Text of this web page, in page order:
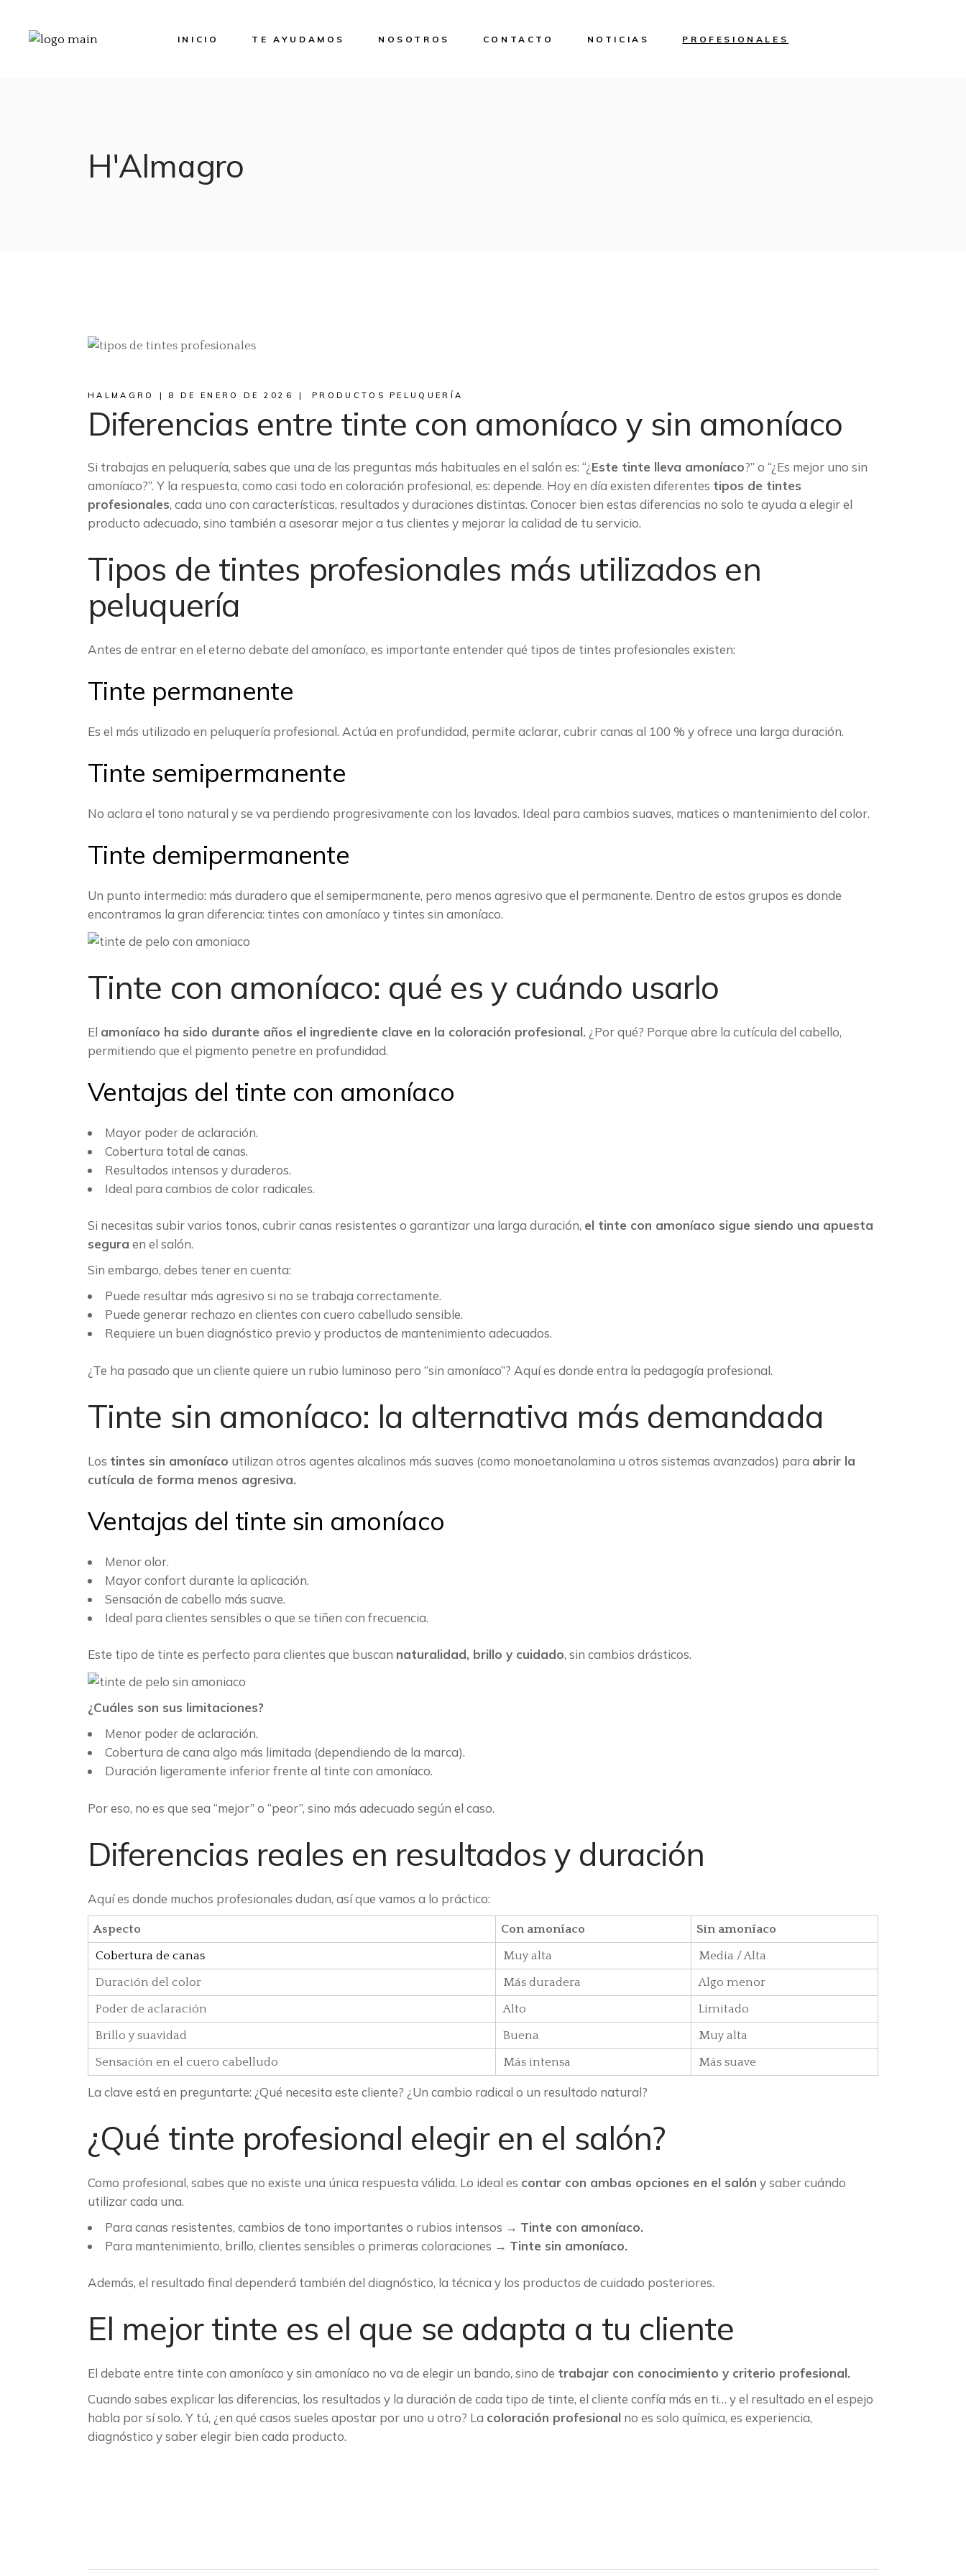
INICIO TE AYUDAMOS NOSOTROS CONTACTO NOTICIAS PROFESIONALES
H'Almagro
HALMAGRO 8 DE ENERO DE 2026 PRODUCTOS PELUQUERÍA
Diferencias entre tinte con amoníaco y sin amoníaco
Si trabajas en peluquería, sabes que una de las preguntas más habituales en el salón es: “¿Este tinte lleva amoníaco?” o “¿Es mejor uno sin
amoníaco?”. Y la respuesta, como casi todo en coloración profesional, es: depende. Hoy en día existen diferentes tipos de tintes
profesionales, cada uno con características, resultados y duraciones distintas. Conocer bien estas diferencias no solo te ayuda a elegir el
producto adecuado, sino también a asesorar mejor a tus clientes y mejorar la calidad de tu servicio.
Tipos de tintes profesionales más utilizados en
peluquería
Antes de entrar en el eterno debate del amoníaco, es importante entender qué tipos de tintes profesionales existen:
Tinte permanente
Es el más utilizado en peluquería profesional. Actúa en profundidad, permite aclarar, cubrir canas al 100 % y ofrece una larga duración.
Tinte semipermanente
No aclara el tono natural y se va perdiendo progresivamente con los lavados. Ideal para cambios suaves, matices o mantenimiento del color.
Tinte demipermanente
Un punto intermedio: más duradero que el semipermanente, pero menos agresivo que el permanente. Dentro de estos grupos es donde
encontramos la gran diferencia: tintes con amoníaco y tintes sin amoníaco.
Tinte con amoníaco: qué es y cuándo usarlo
El amoníaco ha sido durante años el ingrediente clave en la coloración profesional. ¿Por qué? Porque abre la cutícula del cabello,
permitiendo que el pigmento penetre en profundidad.
Ventajas del tinte con amoníaco
Mayor poder de aclaración.
Cobertura total de canas.
Resultados intensos y duraderos.
Ideal para cambios de color radicales.
Si necesitas subir varios tonos, cubrir canas resistentes o garantizar una larga duración, el tinte con amoníaco sigue siendo una apuesta
segura en el salón.
Sin embargo, debes tener en cuenta:
Puede resultar más agresivo si no se trabaja correctamente.
Puede generar rechazo en clientes con cuero cabelludo sensible.
Requiere un buen diagnóstico previo y productos de mantenimiento adecuados.
¿Te ha pasado que un cliente quiere un rubio luminoso pero “sin amoníaco”? Aquí es donde entra la pedagogía profesional.
Tinte sin amoníaco: la alternativa más demandada
Los tintes sin amoníaco utilizan otros agentes alcalinos más suaves (como monoetanolamina u otros sistemas avanzados) para abrir la
cutícula de forma menos agresiva.
Ventajas del tinte sin amoníaco
Menor olor.
Mayor confort durante la aplicación.
Sensación de cabello más suave.
Ideal para clientes sensibles o que se tiñen con frecuencia.
Este tipo de tinte es perfecto para clientes que buscan naturalidad, brillo y cuidado, sin cambios drásticos.
¿Cuáles son sus limitaciones?
Menor poder de aclaración.
Cobertura de cana algo más limitada (dependiendo de la marca).
Duración ligeramente inferior frente al tinte con amoníaco.
Por eso, no es que sea “mejor” o “peor”, sino más adecuado según el caso.
Diferencias reales en resultados y duración
Aquí es donde muchos profesionales dudan, así que vamos a lo práctico:
Aspecto Con amoníaco Sin amoníaco
Cobertura de canas Muy alta Media / Alta
Duración del color Más duradera Algo menor
Poder de aclaración Alto Limitado
Brillo y suavidad Buena Muy alta
Sensación en el cuero cabelludo Más intensa Más suave
La clave está en preguntarte: ¿Qué necesita este cliente? ¿Un cambio radical o un resultado natural?
¿Qué tinte profesional elegir en el salón?
Como profesional, sabes que no existe una única respuesta válida. Lo ideal es contar con ambas opciones en el salón y saber cuándo
utilizar cada una.
Para canas resistentes, cambios de tono importantes o rubios intensos → Tinte con amoníaco.
Para mantenimiento, brillo, clientes sensibles o primeras coloraciones → Tinte sin amoníaco.
Además, el resultado final dependerá también del diagnóstico, la técnica y los productos de cuidado posteriores.
El mejor tinte es el que se adapta a tu cliente
El debate entre tinte con amoníaco y sin amoníaco no va de elegir un bando, sino de trabajar con conocimiento y criterio profesional.
Cuando sabes explicar las diferencias, los resultados y la duración de cada tipo de tinte, el cliente confía más en ti… y el resultado en el espejo
habla por sí solo. Y tú, ¿en qué casos sueles apostar por uno u otro? La coloración profesional no es solo química, es experiencia,
diagnóstico y saber elegir bien cada producto.